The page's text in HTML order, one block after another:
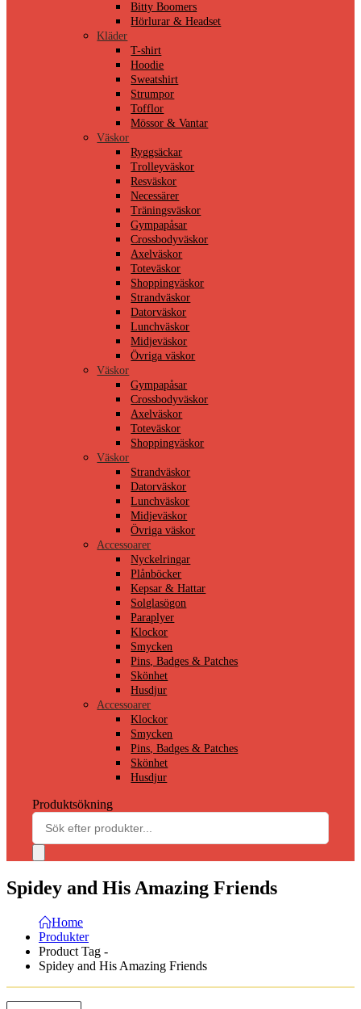
Bitty Boomers
Hörlurar & Headset
Kläder
T-shirt
Hoodie
Sweatshirt
Strumpor
Tofflor
Mössor & Vantar
Väskor
Ryggsäckar
Trolleyväskor
Resväskor
Necessärer
Träningsväskor
Gympapåsar
Crossbodyväskor
Axelväskor
Toteväskor
Shoppingväskor
Strandväskor
Datorväskor
Lunchväskor
Midjeväskor
Övriga väskor
Väskor
Gympapåsar
Crossbodyväskor
Axelväskor
Toteväskor
Shoppingväskor
Väskor
Strandväskor
Datorväskor
Lunchväskor
Midjeväskor
Övriga väskor
Accessoarer
Nyckelringar
Plånböcker
Kepsar & Hattar
Solglasögon
Paraplyer
Klockor
Smycken
Pins, Badges & Patches
Skönhet
Husdjur
Accessoarer
Klockor
Smycken
Pins, Badges & Patches
Skönhet
Husdjur
Produktsökning
Spidey and His Amazing Friends
Home
Produkter
Product Tag -
Spidey and His Amazing Friends